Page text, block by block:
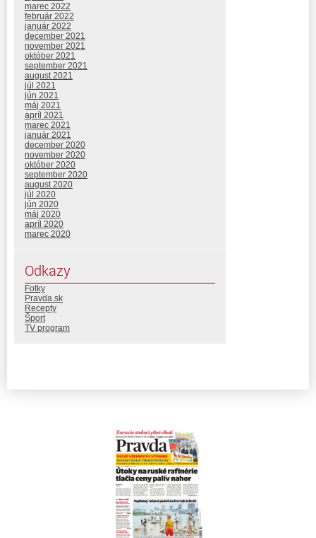
marec 2022
február 2022
január 2022
december 2021
november 2021
október 2021
september 2021
august 2021
júl 2021
jún 2021
máj 2021
apríl 2021
marec 2021
január 2021
december 2020
november 2020
október 2020
september 2020
august 2020
júl 2020
jún 2020
máj 2020
apríl 2020
marec 2020
Odkazy
Fotky
Pravda.sk
Recepty
Šport
TV program